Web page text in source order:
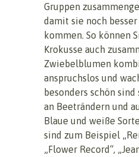
Gruppen
damit sie noch
kommen. So können
Krokusse auch
Zwiebelblumen
anspruchslos und
besonders schön
an Beeträndern und
Blaue und weiße
sind zum Beispiel
„Flower Record“,